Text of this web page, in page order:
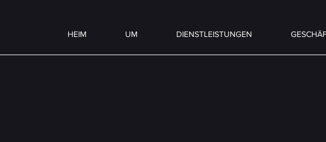
HEIM UM DIENSTLEISTUNGEN